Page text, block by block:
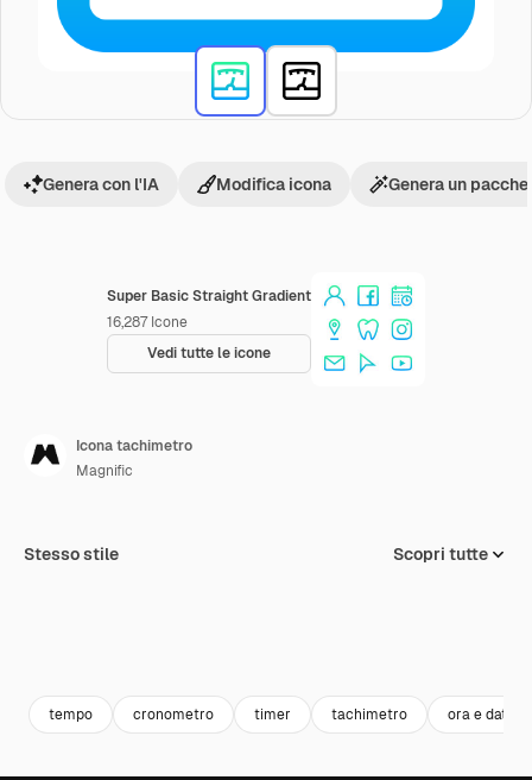
Super Basic Straight Gradient
16,287 Icone
Vedi tutte le icone
Genera con l'IA Modifica icona Genera un
Icona tachimetro
Magnific
Stesso stile Scopri tutte
tempo cronometro timer tachimetro ora e data